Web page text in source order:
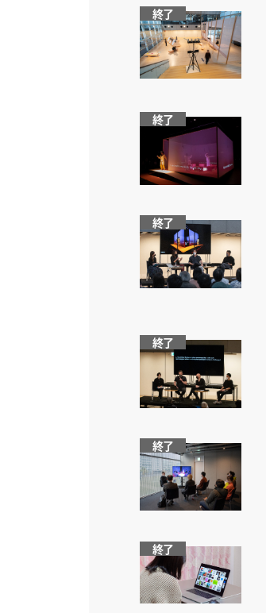
終了
終了
終了
終了
終了
終了